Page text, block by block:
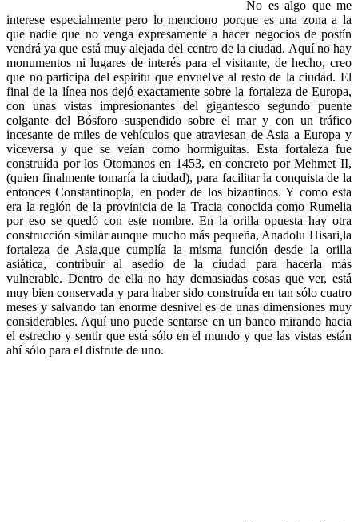
No es algo que me
interese especialmente pero lo menciono porque es una zona a la
que nadie que no venga expresamente a hacer negocios de postín
vendrá ya que está muy alejada del centro de la ciudad. Aquí no hay
monumentos ni lugares de interés para el visitante, de hecho, creo
que no participa del espiritu que envuelve al resto de la ciudad. El
final de la línea nos dejó exactamente sobre la fortaleza de Europa,
con unas vistas impresionantes del gigantesco segundo puente
colgante del Bósforo suspendido sobre el mar y con un tráfico
incesante de miles de vehículos que atraviesan de Asia a Europa y
viceversa y que se veían como hormiguitas. Esta fortaleza fue
construída por los Otomanos en 1453, en concreto por Mehmet II,
(quien finalmente tomaría la ciudad), para facilitar la conquista de la
entonces Constantinopla, en poder de los bizantinos. Y como esta
era la región de la provinicia de la Tracia conocida como Rumelia
por eso se quedó con este nombre. En la orilla opuesta hay otra
construcción similar aunque mucho más pequeña, Anadolu Hisari,la
fortaleza de Asia,que cumplía la misma función desde la orilla
asiática, contribuir al asedio de la ciudad para hacerla más
vulnerable. Dentro de ella no hay demasiadas cosas que ver, está
muy bien conservada y para haber sido construída en tan sólo cuatro
meses y salvando tan enorme desnivel es de unas dimensiones muy
considerables. Aquí uno puede sentarse en un banco mirando hacia
el estrecho y sentir que está sólo en el mundo y que las vistas están
ahí sólo para el disfrute de uno.